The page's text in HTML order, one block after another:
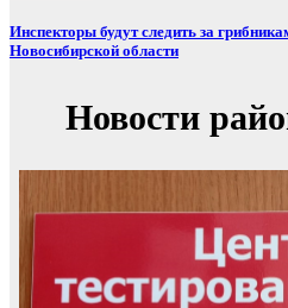
Инспекторы будут следить за
Новосибирской области